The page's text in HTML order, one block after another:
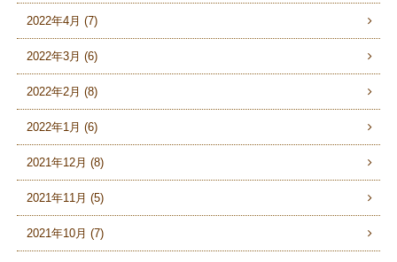
2022年4月 (7)
2022年3月 (6)
2022年2月 (8)
2022年1月 (6)
2021年12月 (8)
2021年11月 (5)
2021年10月 (7)